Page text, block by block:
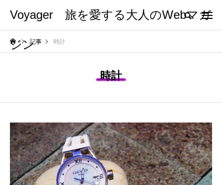
Voyager 旅を愛する大人のWebマガ
ジン記事 時計
時計